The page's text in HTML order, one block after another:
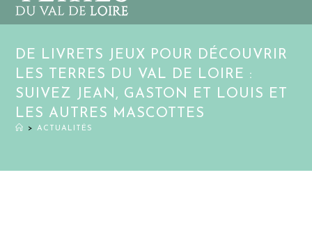
DE LIVRETS JEUX POUR DÉCOUVRIR
LES TERRES DU VAL DE LOIRE :
SUIVEZ JEAN, GASTON ET LOUIS ET
LES AUTRES MASCOTTES
> ACTUALITÉS